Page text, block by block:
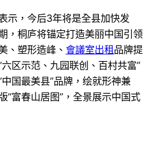
示，今后3年将是全县加快发
，桐庐将锚定打造美丽中国引领
、塑形造峰、 會議室出租品牌提
区示范、九园联创、百村共富”
国最美县”品牌，绘就形神兼
“富春山居图”，全景展示中国式